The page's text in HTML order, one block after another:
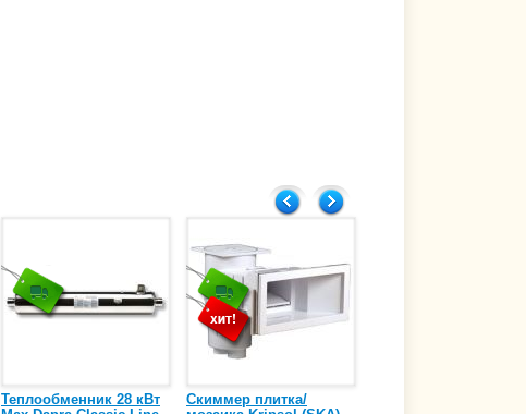
Теплообменник 28 кВт
Скиммер плитка/